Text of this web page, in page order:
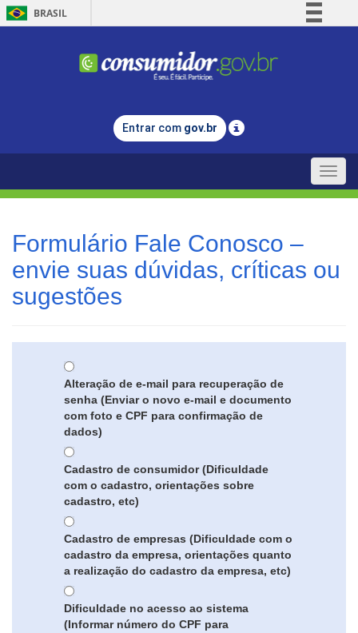
BRASIL
Comunica BR
Legislação
Entrar com gov.br
Toggle
Formulário Fale Conosco –
envie suas dúvidas, críticas ou
sugestões
Alteração de e-mail para recuperação de
senha (Enviar o novo e-mail e documento
com foto e CPF para confirmação de
dados)
Cadastro de consumidor (Dificuldade
com o cadastro, orientações sobre
cadastro, etc)
Cadastro de empresas (Dificuldade com o
cadastro da empresa, orientações quanto
a realização do cadastro da empresa, etc)
Dificuldade no acesso ao sistema
(Informar número do CPF para